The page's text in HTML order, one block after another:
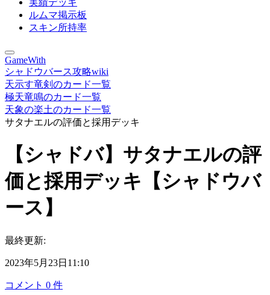
実績デッキ
ルムマ掲示板
スキン所持率
GameWith
シャドウバース攻略wiki
天示す竜剣のカード一覧
極天竜鳴のカード一覧
天象の楽土のカード一覧
サタナエルの評価と採用デッキ
【シャドバ】サタナエルの評
価と採用デッキ【シャドウバ
ース】
最終更新:
2023年5月23日11:10
コメント 0 件